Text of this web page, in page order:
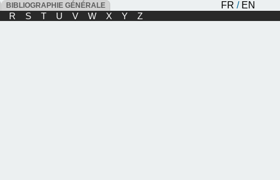
BIBLIOGRAPHIE GÉNÉRALE FR / EN
R S T U V W X Y Z